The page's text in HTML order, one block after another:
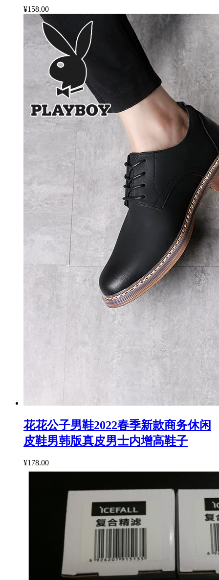
¥158.00
花花公子男鞋2022春季新款商务休闲
皮鞋男韩版真皮男士内增高鞋子
¥178.00